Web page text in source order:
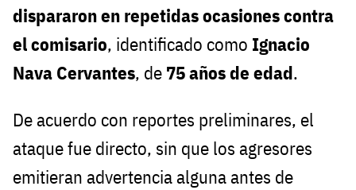
dispararon en repetidas ocasiones contra
el comisario, identificado como Ignacio
Nava Cervantes, de 75 años de edad.
De acuerdo con reportes preliminares, el
ataque fue directo, sin que los agresores
emitieran advertencia alguna antes de